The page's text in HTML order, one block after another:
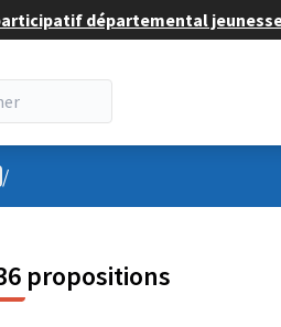
départemental jeunesse
utilisateur
/
propositions